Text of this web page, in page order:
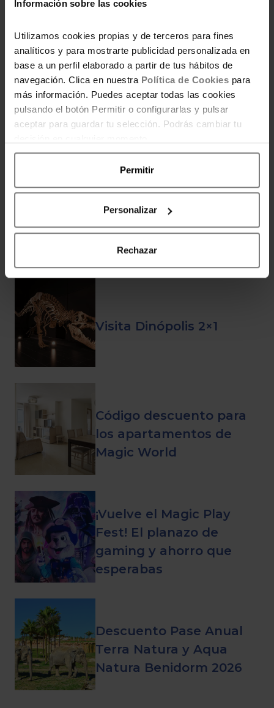
Información sobre las cookies
Utilizamos cookies propias y de terceros para fines
analíticos y para mostrarte publicidad personalizada en
base a un perfil elaborado a partir de tus hábitos de
navegación. Clica en nuestra Política de Cookies para
más información. Puedes aceptar todas las cookies
pulsando el botón Permitir o configurarlas y pulsar
aceptar para guardar tu selección. Podrás cambiar tu
Permitir
Personalizar
Rechazar
POR AHORRADORAS
Por equipo editorial de Ahorradoras,
bienestar económico día a día.
ENTRADAS RELACIONADAS
Visita Dinópolis 2×1
Código descuento para
los apartamentos de
Magic World
¡Vuelve el Magic Play
Fest! El planazo de
gaming y ahorro que
esperabas
Descuento Pase Anual
Terra Natura y Aqua
Natura Benidorm 2026